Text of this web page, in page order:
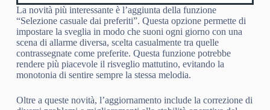
La novità più interessante è l’aggiunta della funzione
“Selezione casuale dai preferiti”. Questa opzione permette di
impostare la sveglia in modo che suoni ogni giorno con una
scena di allarme diversa, scelta casualmente tra quelle
contrassegnate come preferite. Questa funzione potrebbe
rendere più piacevole il risveglio mattutino, evitando la
monotonia di sentire sempre la stessa melodia.
Oltre a queste novità, l’aggiornamento include la correzione di